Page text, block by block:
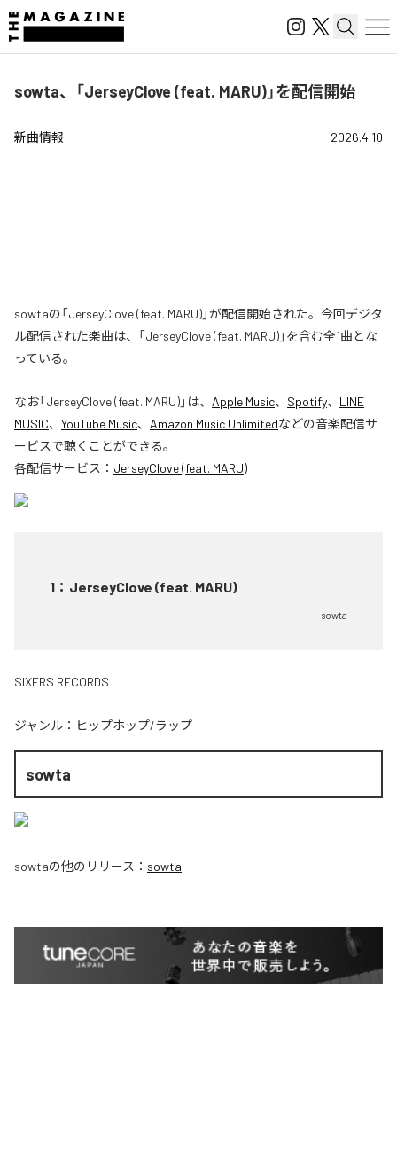
sowta、「JerseyClove (feat. MARU)」を配信開始
新曲情報 2026.4.10
sowtaの「JerseyClove (feat. MARU)」が配信開始された。今回デジタ
ル配信された楽曲は、「JerseyClove (feat. MARU)」を含む全1曲とな
っている。
なお「JerseyClove (feat. MARU)」は、 Apple Music、 Spotify、 LINE
MUSIC、 YouTube Music、 Amazon Music Unlimitedなどの音楽配信サ
ービスで聴くことができる。
各配信サービス： JerseyClove (feat. MARU)
1 ： JerseyClove (feat. MARU)
sowta
SIXERS RECORDS
ジャンル： ヒップホップ/ラップ
sowta
sowtaの他のリリース： sowta